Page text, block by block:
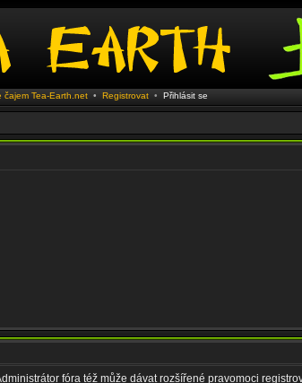
čajem Tea-Earth.net• Registrovat • Přihlásit se
fóra též může dávat rozšířené pravomoci